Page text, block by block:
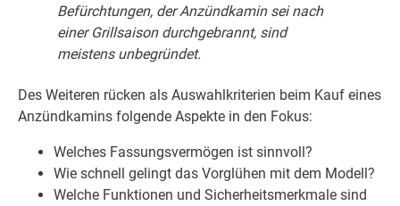
Befürchtungen, der Anzündkamin sei nach
einer Grillsaison durchgebrannt, sind
meistens unbegründet.
Des Weiteren rücken als Auswahlkriterien beim Kauf eines
Anzündkamins folgende Aspekte in den Fokus:
Welches Fassungsvermögen ist sinnvoll?
Wie schnell gelingt das Vorglühen mit dem Modell?
Welche Funktionen und Sicherheitsmerkmale sind